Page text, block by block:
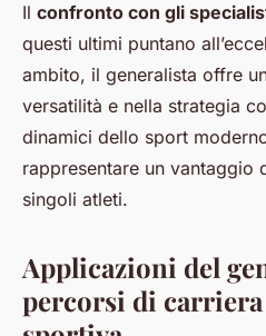
Il confronto con gli
questi ultimi puntano
ambito, il generalista offre
versatilità e nella strategia
dinamici dello sport
rappresentare un vantaggio
singoli atleti.
Applicazioni del
percorsi di carriera